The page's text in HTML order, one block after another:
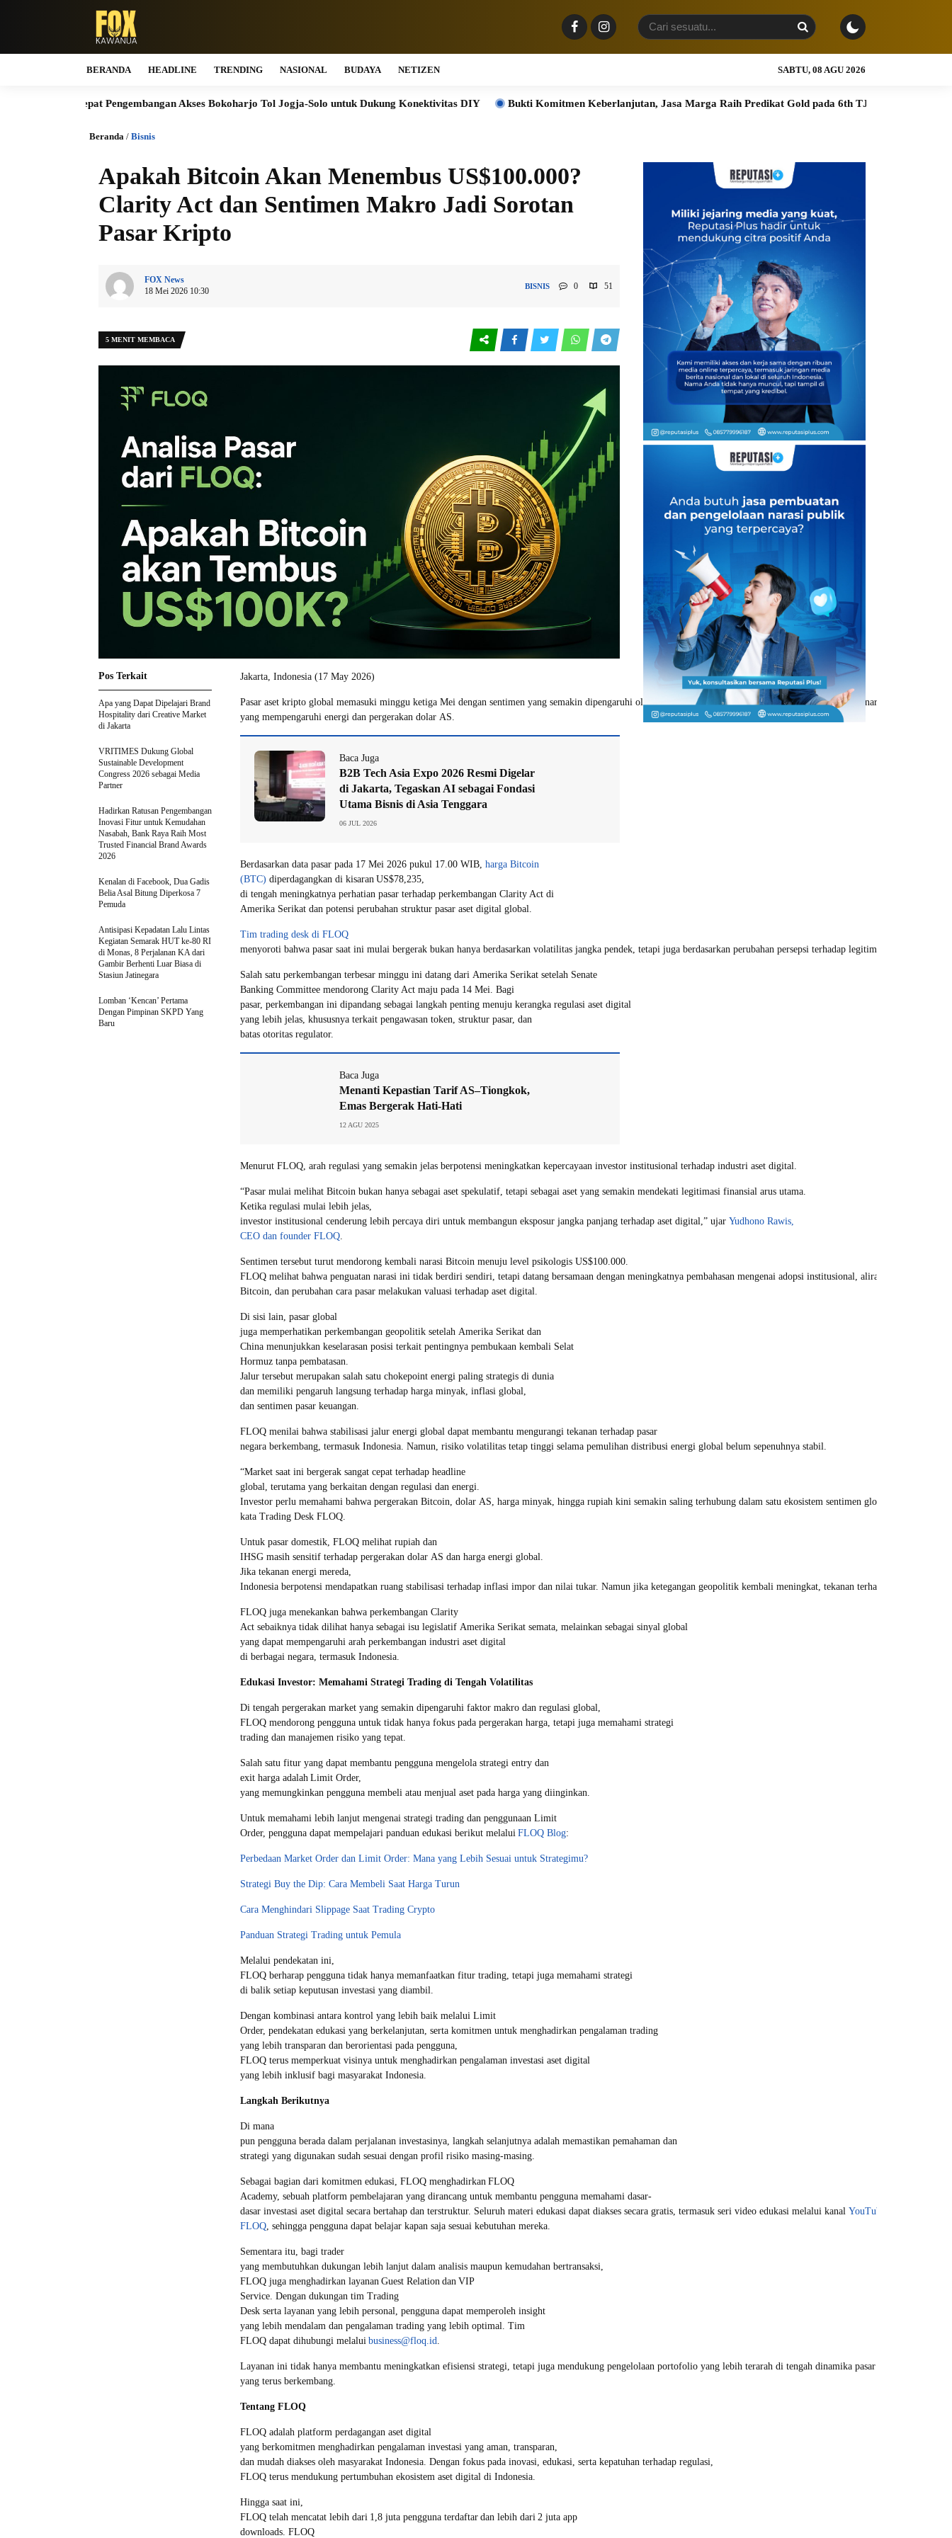
BERANDA HEADLINE TRENDING NASIONAL BUDAYA NETIZEN SABTU, 08 AGU 2026
Pengembangan Akses Bokoharjo Tol Jogja-Solo untuk Dukung Konektivitas DIY Bukti Komitmen Keberlanjutan, Jasa Marga Raih Predikat Gold pada 6th TJSL & CSR Award 2026
Beranda / Bisnis
Apakah Bitcoin Akan Menembus US$100.000?
Clarity Act dan Sentimen Makro Jadi Sorotan
Pasar Kripto
FOX News
18 Mei 2026 10:30
BISNIS 0 51
5 MENIT MEMBACA
Jakarta, Indonesia (17 May 2026)
Pasar aset kripto global memasuki minggu ketiga Mei dengan sentimen yang semakin dipengaruhi oleh perkembangan regulasi Amerika Serikat, penguatan narasi institusional
yang mempengaruhi energi dan pergerakan dolar AS.
Baca Juga
B2B Tech Asia Expo 2026 Resmi Digelar
di Jakarta, Tegaskan AI sebagai Fondasi
Utama Bisnis di Asia Tenggara
06 JUL 2026
Berdasarkan data pasar pada 17 Mei 2026 pukul 17.00 WIB, harga Bitcoin
(BTC) diperdagangkan di kisaran US$78,235,
di tengah meningkatnya perhatian pasar terhadap perkembangan Clarity Act di
Amerika Serikat dan potensi perubahan struktur pasar aset digital global.
Tim trading desk di FLOQ
menyoroti bahwa pasar saat ini mulai bergerak bukan hanya berdasarkan volatilitas jangka pendek, tetapi juga berdasarkan perubahan persepsi terhadap legitimasi aset digital
Salah satu perkembangan terbesar minggu ini datang dari Amerika Serikat setelah Senate
Banking Committee mendorong Clarity Act maju pada 14 Mei. Bagi
pasar, perkembangan ini dipandang sebagai langkah penting menuju kerangka regulasi aset digital
yang lebih jelas, khususnya terkait pengawasan token, struktur pasar, dan
batas otoritas regulator.
Baca Juga
Menanti Kepastian Tarif AS–Tiongkok,
Emas Bergerak Hati-Hati
12 AGU 2025
Menurut FLOQ, arah regulasi yang semakin jelas berpotensi meningkatkan kepercayaan investor institusional terhadap industri aset digital.
“Pasar mulai melihat Bitcoin bukan hanya sebagai aset spekulatif, tetapi sebagai aset yang semakin mendekati legitimasi finansial arus utama.
Ketika regulasi mulai lebih jelas,
investor institusional cenderung lebih percaya diri untuk membangun eksposur jangka panjang terhadap aset digital,” ujar Yudhono Rawis,
CEO dan founder FLOQ
Sentimen tersebut turut mendorong kembali narasi Bitcoin menuju level psikologis US$100.000.
FLOQ melihat bahwa penguatan narasi ini tidak berdiri sendiri, tetapi datang bersamaan dengan meningkatnya pembahasan mengenai adopsi institusional, aliran modal ke ETF
Bitcoin, dan perubahan cara pasar melakukan valuasi terhadap aset digital.
Di sisi lain, pasar global
juga memperhatikan perkembangan geopolitik setelah Amerika Serikat dan
China menunjukkan keselarasan posisi terkait pentingnya pembukaan kembali Selat
Hormuz tanpa pembatasan.
Jalur tersebut merupakan salah satu chokepoint energi paling strategis di dunia
dan memiliki pengaruh langsung terhadap harga minyak, inflasi global,
dan sentimen pasar keuangan.
FLOQ menilai bahwa stabilisasi jalur energi global dapat membantu mengurangi tekanan terhadap pasar
negara berkembang, termasuk Indonesia. Namun, risiko volatilitas tetap tinggi selama pemulihan distribusi energi global belum sepenuhnya stabil.
“Market saat ini bergerak sangat cepat terhadap headline
global, terutama yang berkaitan dengan regulasi dan energi.
Investor perlu memahami bahwa pergerakan Bitcoin, dolar AS, harga minyak, hingga rupiah kini semakin saling terhubung dalam satu ekosistem sentimen global,”
kata Trading Desk FLOQ.
Untuk pasar domestik, FLOQ melihat rupiah dan
IHSG masih sensitif terhadap pergerakan dolar AS dan harga energi global.
Jika tekanan energi mereda,
Indonesia berpotensi mendapatkan ruang stabilisasi terhadap inflasi impor dan nilai tukar. Namun jika ketegangan geopolitik kembali meningkat, tekanan terhadap aset berisiko
FLOQ juga menekankan bahwa perkembangan Clarity
Act sebaiknya tidak dilihat hanya sebagai isu legislatif Amerika Serikat semata, melainkan sebagai sinyal global
yang dapat mempengaruhi arah perkembangan industri aset digital
di berbagai negara, termasuk Indonesia.
Edukasi Investor: Memahami Strategi Trading di Tengah Volatilitas
Di tengah pergerakan market yang semakin dipengaruhi faktor makro dan regulasi global,
FLOQ mendorong pengguna untuk tidak hanya fokus pada pergerakan harga, tetapi juga memahami strategi
trading dan manajemen risiko yang tepat.
Salah satu fitur yang dapat membantu pengguna mengelola strategi entry dan
exit harga adalah Limit Order,
yang memungkinkan pengguna membeli atau menjual aset pada harga yang diinginkan.
Untuk memahami lebih lanjut mengenai strategi trading dan penggunaan Limit
Order, pengguna dapat mempelajari panduan edukasi berikut melalui FLOQ Blog:
Perbedaan Market Order dan Limit Order: Mana yang Lebih Sesuai untuk Strategimu?
Strategi Buy the Dip: Cara Membeli Saat Harga Turun
Cara Menghindari Slippage Saat Trading Crypto
Panduan Strategi Trading untuk Pemula
Melalui pendekatan ini,
FLOQ berharap pengguna tidak hanya memanfaatkan fitur trading, tetapi juga memahami strategi
di balik setiap keputusan investasi yang diambil.
Dengan kombinasi antara kontrol yang lebih baik melalui Limit
Order, pendekatan edukasi yang berkelanjutan, serta komitmen untuk menghadirkan pengalaman trading
yang lebih transparan dan berorientasi pada pengguna,
FLOQ terus memperkuat visinya untuk menghadirkan pengalaman investasi aset digital
yang lebih inklusif bagi masyarakat Indonesia.
Langkah Berikutnya
Di mana
pun pengguna berada dalam perjalanan investasinya, langkah selanjutnya adalah memastikan pemahaman dan
strategi yang digunakan sudah sesuai dengan profil risiko masing-masing.
Sebagai bagian dari komitmen edukasi, FLOQ menghadirkan FLOQ
Academy, sebuah platform pembelajaran yang dirancang untuk membantu pengguna memahami dasar-
dasar investasi aset digital secara bertahap dan terstruktur. Seluruh materi edukasi dapat diakses secara gratis, termasuk seri video edukasi melalui kanal YouTube
FLOQ , sehingga pengguna dapat belajar kapan saja sesuai kebutuhan mereka.
Sementara itu, bagi trader
yang membutuhkan dukungan lebih lanjut dalam analisis maupun kemudahan bertransaksi,
FLOQ juga menghadirkan layanan Guest Relation dan VIP
Service. Dengan dukungan tim Trading
Desk serta layanan yang lebih personal, pengguna dapat memperoleh insight
yang lebih mendalam dan pengalaman trading yang lebih optimal. Tim
FLOQ dapat dihubungi melalui business@floq.id
Layanan ini tidak hanya membantu meningkatkan efisiensi strategi, tetapi juga mendukung pengelolaan portofolio yang lebih terarah di tengah dinamika pasar
yang terus berkembang.
Tentang FLOQ
FLOQ adalah platform perdagangan aset digital
yang berkomitmen menghadirkan pengalaman investasi yang aman, transparan,
dan mudah diakses oleh masyarakat Indonesia. Dengan fokus pada inovasi, edukasi, serta kepatuhan terhadap regulasi,
FLOQ terus mendukung pertumbuhan ekosistem aset digital di Indonesia.
Hingga saat ini,
FLOQ telah mencatat lebih dari 1,8 juta pengguna terdaftar dan lebih dari 2 juta app
downloads. FLOQ
Pos Terkait
Apa yang Dapat Dipelajari Brand
Hospitality dari Creative Market
di Jakarta
VRITIMES Dukung Global
Sustainable Development
Congress 2026 sebagai Media
Partner
Hadirkan Ratusan Pengembangan
Inovasi Fitur untuk Kemudahan
Nasabah, Bank Raya Raih Most
Trusted Financial Brand Awards
2026
Kenalan di Facebook, Dua Gadis
Belia Asal Bitung Diperkosa 7
Pemuda
Antisipasi Kepadatan Lalu Lintas
Kegiatan Semarak HUT ke-80 RI
di Monas, 8 Perjalanan KA dari
Gambir Berhenti Luar Biasa di
Stasiun Jatinegara
Lomban ‘Kencan’ Pertama
Dengan Pimpinan SKPD Yang
Baru